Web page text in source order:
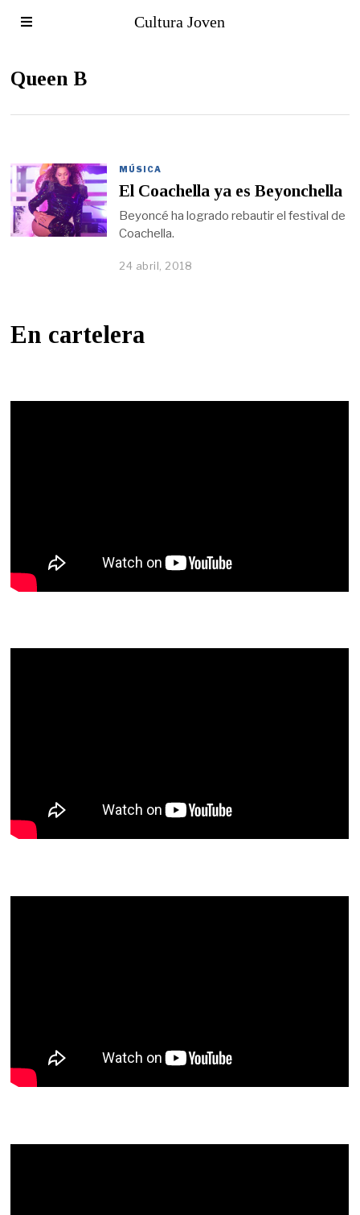
Cultura Joven
Queen B
MÚSICA
El Coachella ya es Beyonchella
Beyoncé ha logrado rebautir el festival de
Coachella.
24 abril, 2018
En cartelera